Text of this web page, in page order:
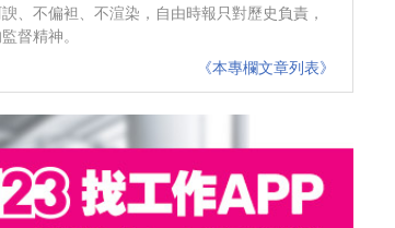
、不偏袒、不渲染，自由時報只對歷史負責，
督精神。
《本專欄文章列表》